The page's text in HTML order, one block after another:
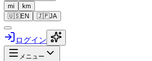
mi
km
🇺🇸EN 🇯🇵JA
ログイン
メニュー